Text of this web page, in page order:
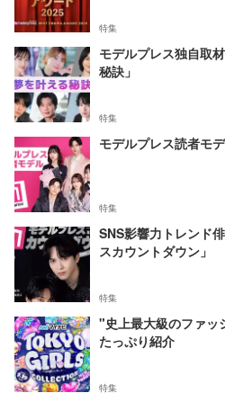
特集
モデルプレス独自取
秘訣」
特集
モデルプレス読者モ
特集
SNS影響力トレンド
スカウントダウン」
特集
"史上最大級のファッ
たっぷり紹介
特集